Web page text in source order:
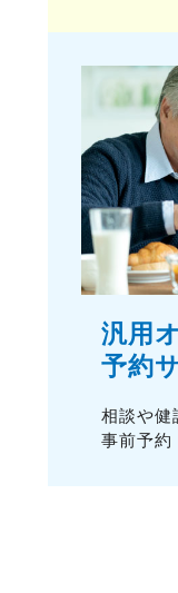
汎用
予約
相談や健
事前予約